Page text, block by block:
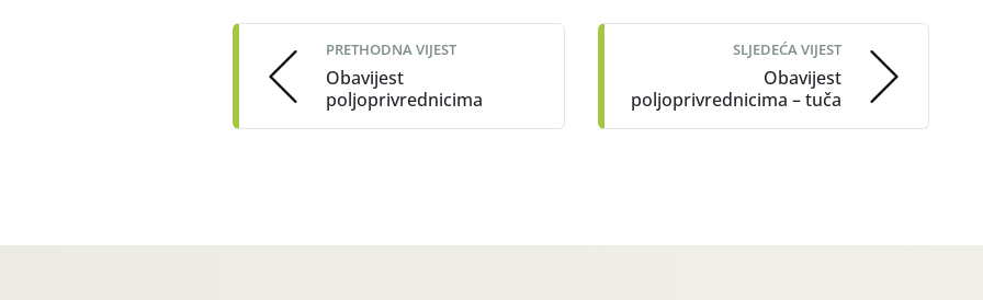
navigation
PRETHODNA VIJEST
Obavijest
poljoprivrednicima
SLJEDEĆA VIJEST
Obavijest
poljoprivrednicima – tuča